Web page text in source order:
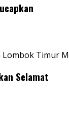
Lombok Timur
Selamat